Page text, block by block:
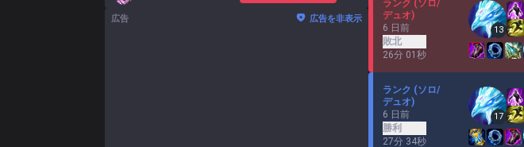
広告 広告を非表示
ランク (ソロ/
デュオ)
6 日前
敗北
26分 01秒
13
ランク (ソロ/
デュオ)
6 日前
勝利
27分 34秒
17